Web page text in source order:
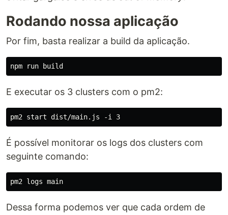
Rodando nossa aplicação
Por fim, basta realizar a build da aplicação.
E executar os 3 clusters com o pm2:
É possível monitorar os logs dos clusters com
seguinte comando:
Dessa forma podemos ver que cada ordem de